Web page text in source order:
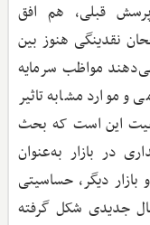
قبلی، هم افق
نقدینگی هنوز بین
مواظب سرمایه
موارد مشابه تاثیر
این است که بحث
در بازار به‌عنوان
دیگر، حساسیتی
نرمال جدیدی شکل گرفته